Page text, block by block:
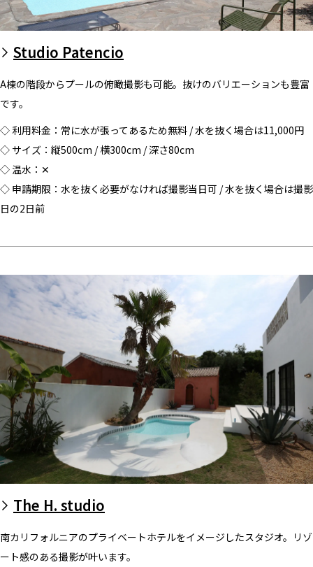
Studio Patencio
A棟の階段からプールの俯瞰撮影も可能。抜けのバリエーションも豊富
です。
◇ 利用料金：常に水が張ってあるため無料 / 水を抜く場合は11,000円
◇ サイズ：縦500cm / 横300cm / 深さ80cm
◇ 温水：✕
◇ 申請期限：水を抜く必要がなければ撮影当日可 / 水を抜く場合は撮影
日の2日前
The H. studio
南カリフォルニアのプライベートホテルをイメージしたスタジオ。リゾ
ート感のある撮影が叶います。